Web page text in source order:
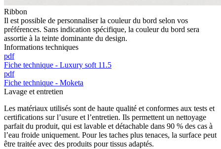
Ribbon
Il est possible de personnaliser la couleur du bord selon vos
préférences. Sans indication spécifique, la couleur du bord sera
assortie à la teinte dominante du design.
Informations techniques
pdf
Fiche technique - Luxury soft 11.5
pdf
Fiche technique - Moketa
Lavage et entretien
Les matériaux utilisés sont de haute qualité et conformes aux tests et
certifications sur l’usure et l’entretien. Ils permettent un nettoyage
parfait du produit, qui est lavable et détachable dans 90 % des cas à
l’eau froide uniquement. Pour les taches plus tenaces, la surface peut
être traitée avec des produits pour tissus adaptés.